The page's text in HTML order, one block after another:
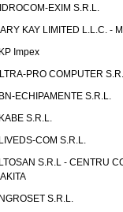
EXIM S.R.L.
KAY LIMITED L.L.C. -
Impex
PRO COMPUTER
ECHIPAMENTE S.R.L.
S.R.L.
COM S.R.L.
S.R.L - CENTRU
S.R.L.